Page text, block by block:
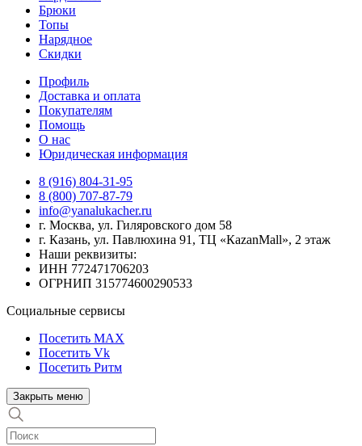
Брюки
Топы
Нарядное
Скидки
Профиль
Доставка и оплата
Покупателям
Помощь
О нас
Юридическая информация
8 (916) 804-31-95
8 (800) 707-87-79
info@yanalukacher.ru
г. Москва, ул. Гиляровского дом 58
г. Казань, ул. Павлюхина 91, ТЦ «КazanMall», 2 этаж
Наши реквизиты:
ИНН 772471706203
ОГРНИП 315774600290533
Социальные сервисы
Посетить MAX
Посетить Vk
Посетить Ритм
Закрыть меню